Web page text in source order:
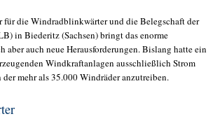
für die Windradblinkwärter und die Belegschaft der
in Biederitz (Sachsen) bringt das enorme
auch neue Herausforderungen. Bislang hatte ein
Windkraftanlagen ausschließlich Strom
mehr als 35.000 Windräder anzutreiben.